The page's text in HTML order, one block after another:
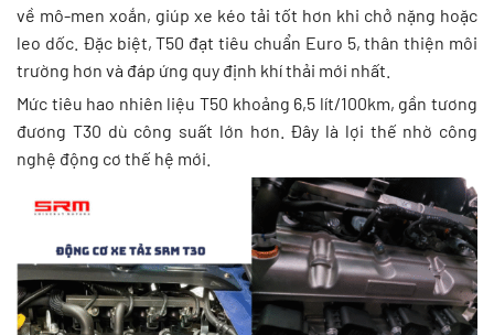
về mô-men xoắn, giúp xe kéo tải tốt hơn khi chở nặng hoặc
leo dốc. Đặc biệt, T50 đạt tiêu chuẩn Euro 5, thân thiện môi
trường hơn và đáp ứng quy định khí thải mới nhất.
Mức tiêu hao nhiên liệu T50 khoảng 6,5 lít/100km, gần tương
đương T30 dù công suất lớn hơn. Đây là lợi thế nhờ công
nghệ động cơ thế hệ mới.